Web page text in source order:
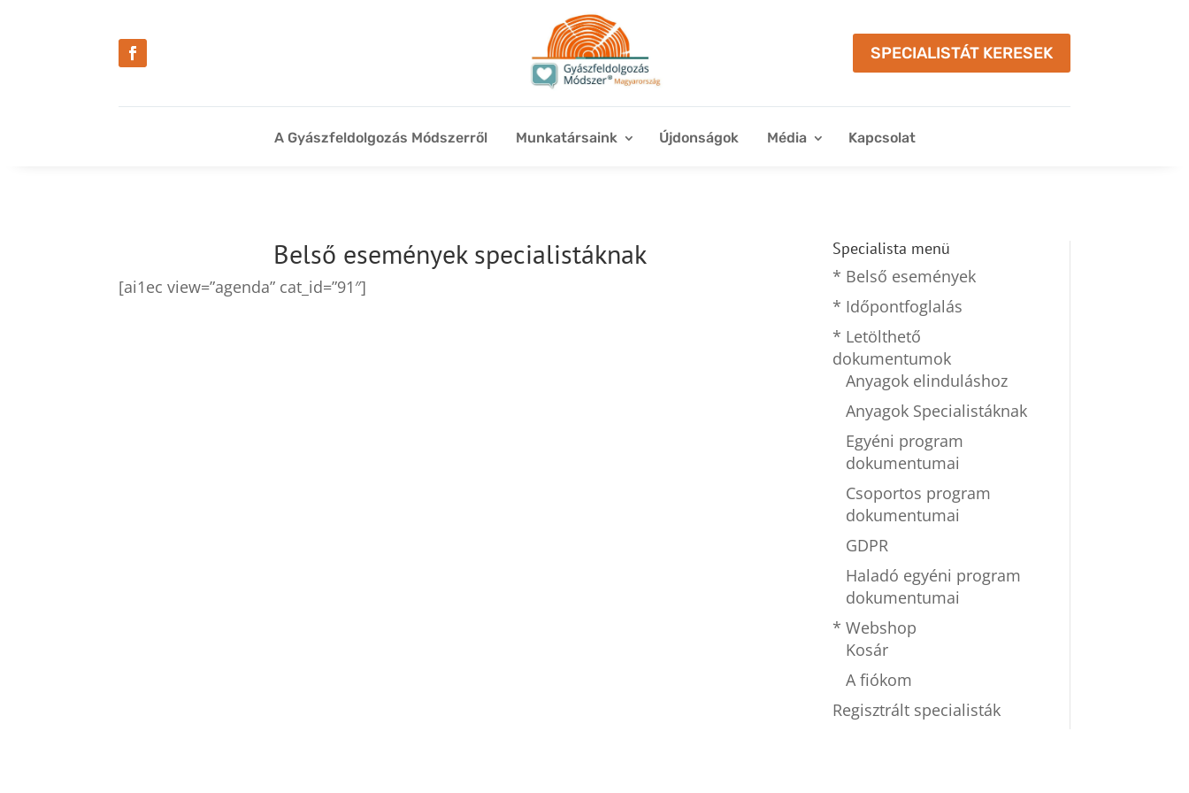
SPECIALISTÁT KERESEK
A Gyászfeldolgozás Módszerről Munkatársaink Újdonságok Média Kapcsolat
Belső események specialistáknak
[ai1ec view=”agenda” cat_id=”91″]
Specialista menü
* Belső események
* Időpontfoglalás
* Letölthető
dokumentumok
Anyagok elinduláshoz
Anyagok Specialistáknak
Egyéni program
dokumentumai
Csoportos program
dokumentumai
GDPR
Haladó egyéni program
dokumentumai
* Webshop
Kosár
A fiókom
Regisztrált specialisták